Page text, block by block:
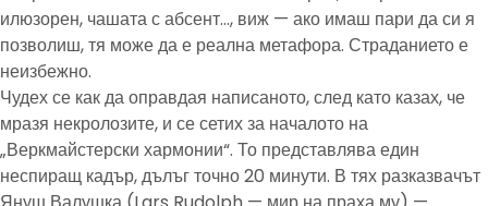
илюзорен, чашата с абсент…, виж — ако имаш пари да си я
позволиш, тя може да е реална метафора. Страданието е
неизбежно.
Чудех се как да оправдая написаното, след като казах, че
мразя некролозите, и се сетих за началото на
„Веркмайстерски хармонии“. То представлява един
неспиращ кадър, дълъг точно 20 минути. В тях разказвачът